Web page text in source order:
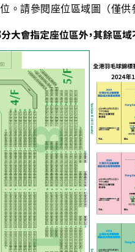
。請參閱座位區域圖（僅供